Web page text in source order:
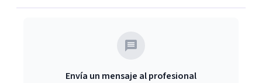
Envía un mensaje al profesional